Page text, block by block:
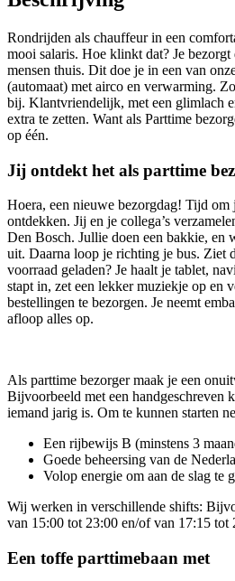
Rondrijden als chauffeur in een
mooi salaris. Hoe klinkt dat? Je
mensen thuis. Dit doe je in een van
(automaat) met airco en verwarming.
bij. Klantvriendelijk, met een glimlach
extra te zetten. Want als Parttime
op één.
Jij ontdekt het als parttime
Hoera, een nieuwe bezorgdag! Tijd om
ontdekken. Jij en je collega’s
Den Bosch. Jullie doen een bakkie, en
uit. Daarna loop je richting je bus. Ziet
voorraad geladen? Je haalt je tablet,
stapt in, zet een lekker muziekje op en
bestellingen te bezorgen. Je neemt
afloop alles op.
Als parttime bezorger maak je een
Bijvoorbeeld met een handgeschreven
iemand jarig is. Om te kunnen starten
Een rijbewijs B (minstens 3
Goede beheersing van de
Volop energie om aan de slag te
Wij werken in verschillende shifts:
van 15:00 tot 23:00 en/of van 17:15 tot
Een toffe parttimebaan met